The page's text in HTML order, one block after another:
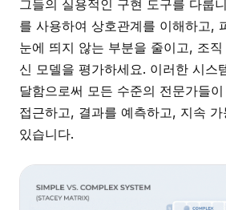
그들의 실용적인 구현 도구를 다룹
를 사용하여 상호관계를 이해하고,
눈에 띄지 않는 부분을 줄이고, 조
신 모델을 평가하세요. 이러한 시스
달함으로써 모든 수준의 전문가들
접근하고, 결과를 예측하고, 지속
있습니다.